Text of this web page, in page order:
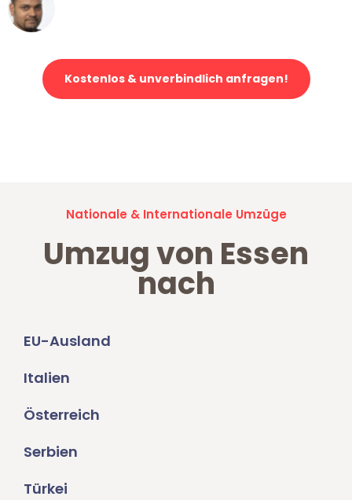
Kostenlos & unverbindlich anfragen!
Nationale & Internationale Umzüge
Umzug von Essen
nach
EU-Ausland
Italien
Österreich
Serbien
Türkei